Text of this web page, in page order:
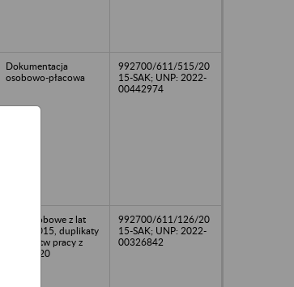
Dokumentacja
osobowo-płacowa
992700/611/515/20
15-SAK; UNP: 2022-
00442974
Akta osobowe z lat
2014-2015, duplikaty
świadectw pracy z
roku 2020
992700/611/126/20
15-SAK; UNP: 2022-
00326842